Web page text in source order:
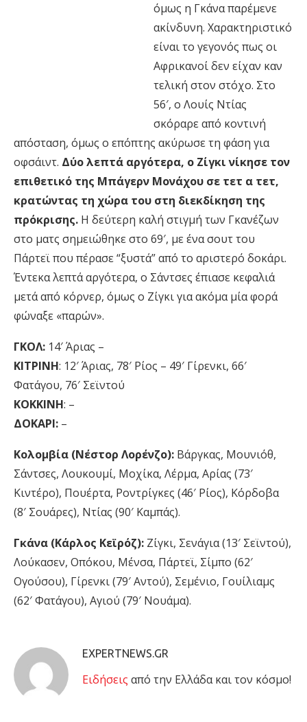
όμως η Γκάνα παρέμενε
ακίνδυνη. Χαρακτηριστικό
είναι το γεγονός πως οι
Αφρικανοί δεν είχαν καν
τελική στον στόχο. Στο
56′, ο Λουίς Ντίας
σκόραρε από κοντινή
απόσταση, όμως ο επόπτης ακύρωσε τη φάση για
οφσάιντ. Δύο λεπτά αργότερα, ο Ζίγκι νίκησε τον
επιθετικό της Μπάγερν Μονάχου σε τετ α τετ,
κρατώντας τη χώρα του στη διεκδίκηση της
πρόκρισης. Η δεύτερη καλή στιγμή των Γκανέζων
στο ματς σημειώθηκε στο 69′, με ένα σουτ του
Πάρτεϊ που πέρασε “ξυστά” από το αριστερό δοκάρι.
Έντεκα λεπτά αργότερα, ο Σάντσες έπιασε κεφαλιά
μετά από κόρνερ, όμως ο Ζίγκι για ακόμα μία φορά
φώναξε «παρών».
ΓΚΟΛ: 14′ Άριας –
ΚΙΤΡΙΝΗ: 12′ Άριας, 78′ Ρίος – 49′ Γίρενκι, 66′
Φατάγου, 76′ Σεϊντού
ΚΟΚΚΙΝΗ: –
ΔΟΚΑΡΙ: –
Κολομβία (Νέστορ Λορένζο): Βάργκας, Μουνιόθ,
Σάντσες, Λουκουμί, Μοχίκα, Λέρμα, Αρίας (73′
Κιντέρο), Πουέρτα, Ροντρίγκες (46′ Ρίος), Κόρδοβα
(8′ Σουάρες), Ντίας (90′ Καμπάς).
Γκάνα (Κάρλος Κεϊρόζ): Ζίγκι, Σενάγια (13′ Σεϊντού),
Λούκασεν, Οπόκου, Μένσα, Πάρτεϊ, Σίμπο (62′
Ογούσου), Γίρενκι (79′ Αντού), Σεμένιο, Γουίλιαμς
(62′ Φατάγου), Αγιού (79′ Νουάμα).
EXPERTNEWS.GR
Eιδήσεις από την Ελλάδα και τον κόσμο!